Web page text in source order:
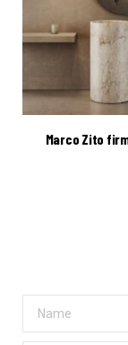
Marco Zito